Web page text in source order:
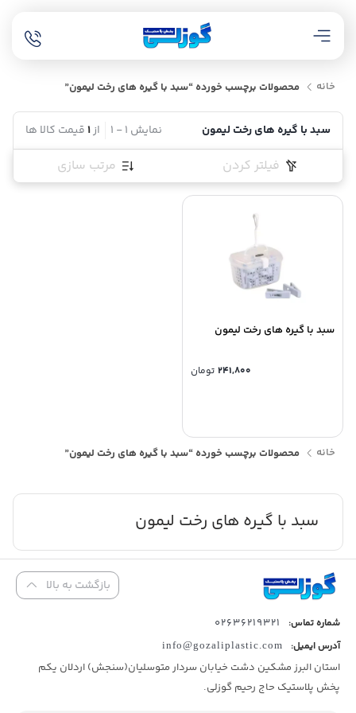
خانه محصولات برچسب خورده “سبد با گیره های رخت لیمون”
سبد با گیره های رخت لیمون نمایش 1
-
1 از1قیمت کالا ها
فیلتر کردن مرتب سازی
سبد با گیره های رخت لیمون
تومان
خانه محصولات برچسب خورده “سبد با گیره های رخت لیمون”
سبد با گیره های رخت لیمون
بازگشت به بالا
شماره تماس: 02636219321
آدرس ایمیل: info@gozaliplastic.com
استان البرز مشکین دشت خیابان سردار متوسلیان(سنجش) اردلان یکم
پخش پلاستیک حاج رحیم گوزلی.